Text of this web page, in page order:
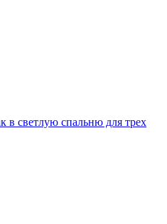
в светлую спальню для трех